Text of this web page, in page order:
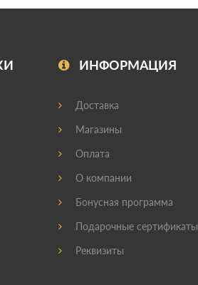
ИНФОРМАЦИЯ
Доставка
Магазины
Оплата
О компании
Бонусная программа
Подарочные сертификаты
Реквизиты